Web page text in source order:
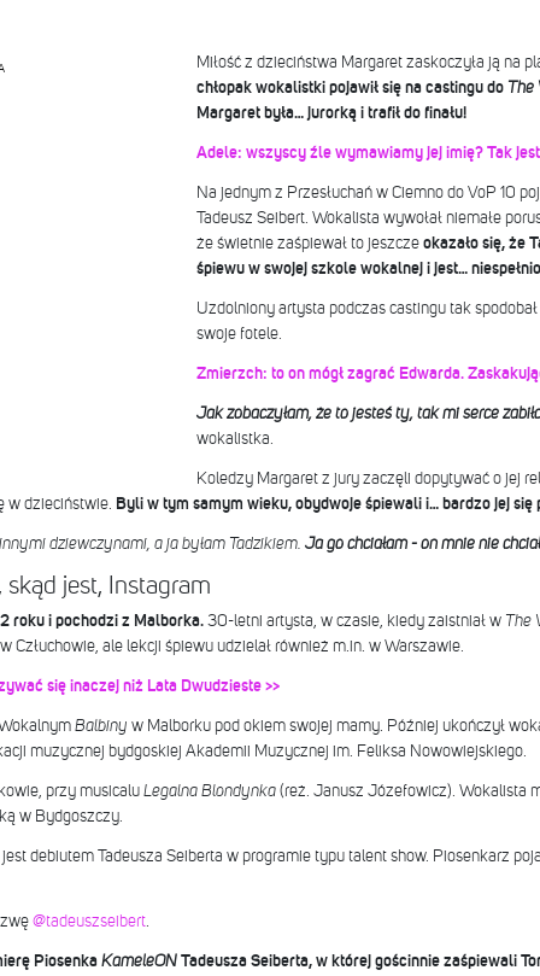
Miłość z dzieciństwa Margaret zaskoczyła ją na
chłopak wokalistki pojawił się na castingu do The
Margaret była… jurorką i trafił do finału!
Adele: wszyscy źle wymawiamy jej imię? Tak
Na jednym z Przesłuchań w Ciemno do VoP 10
Tadeusz Seibert. Wokalista wywołał niemałe
że świetnie zaśpiewał to jeszcze okazało się, że
śpiewu w swojej szkole wokalnej i jest…
Uzdolniony artysta podczas castingu tak
swoje fotele.
Zmierzch: to on mógł zagrać Edwarda.
Jak zobaczyłam, że to jesteś ty, tak mi serce
wokalistka.
Koledzy Margaret z jury zaczęli dopytywać o jej
w dzieciństwie. Byli w tym samym wieku, obydwoje śpiewali i… bardzo jej się
dziewczynami, a ja byłam Tadzikiem. Ja go chciałam - on mnie nie
jest, Instagram
roku i pochodzi z Malborka.30-letni artysta, w czasie, kiedy zaistniał w The
Człuchowie, ale lekcji śpiewu udzielał również m.in. w Warszawie.
się inaczej niż Lata Dwudzieste >>
Balbiny w Malborku pod okiem swojej mamy. Później ukończył
muzycznej bydgoskiej Akademii Muzycznej im. Feliksa Nowowiejskiego.
przy musicalu Legalna Blondynka(reż. Janusz Józefowicz). Wokalista
w Bydgoszczy.
debiutem Tadeusza Seiberta w programie typu talent show. Piosenkarz
@tadeuszseibert.
Piosenka KameleON Tadeusza Seiberta, w której gościnnie zaśpiewali